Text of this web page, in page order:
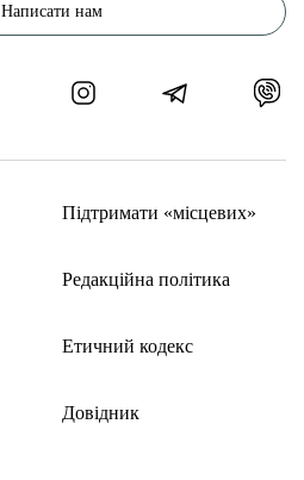
Написати нам
Підтримати «місцевих»
Редакційна політика
Етичний кодекс
Довідник